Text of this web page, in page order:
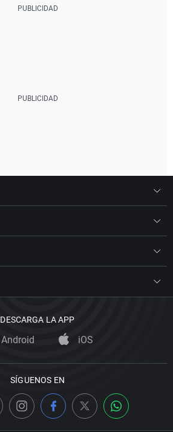
DESCARGA LA APP
Android iOS
SÍGUENOS EN